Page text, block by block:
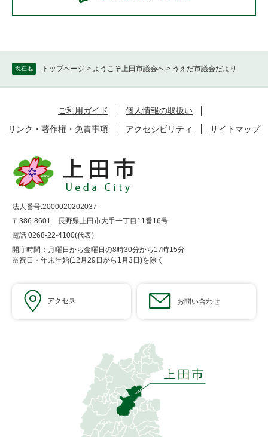
現在地 トップページ > ようこそ上田市議会へ > うえだ市議会だより
ご利用ガイド
個人情報の取扱い
リンク・著作権・免責事項
アクセシビリティ サイトマップ
法人番号:2000020202037
〒386-8601 長野県上田市大手一丁目11番16号
電話 0268-22-4100(代表)
開庁時間：月曜日から金曜日の8時30分から17時15分
※祝日・年末年始(12月29日から1月3日)を除く
アクセス お問い合わせ